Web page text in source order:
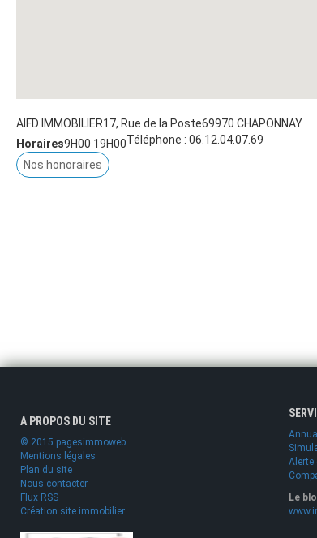
AIFD IMMOBILIER17, Rue de la Poste69970 CHAPONNAY
Horaires9H00 19H00Téléphone : 06.12.04.07.69
Nos honoraires
A PROPOS DU SITE
© 2015 pagesimmoweb
Mentions légales
Plan du site
Nous contacter
Flux RSS
Création site immobilier
Alerte
Le